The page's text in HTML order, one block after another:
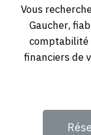
Vous
Gaucher,
comptabilité
financiers de